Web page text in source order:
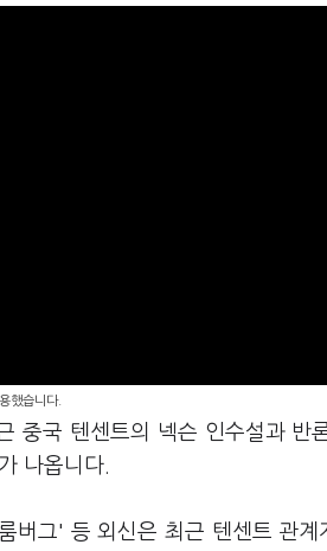
했습니다.
중국 텐센트의 넥슨 인수설과
나옵니다.
버그' 등 외신은 최근 텐센트 관